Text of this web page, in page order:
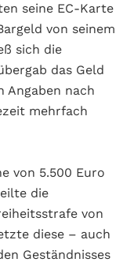
seine EC-Karte
von seinem
sich die
das Geld
Angaben nach
mehrfach
von 5.500 Euro
die
von
diese – auch
Geständnisses